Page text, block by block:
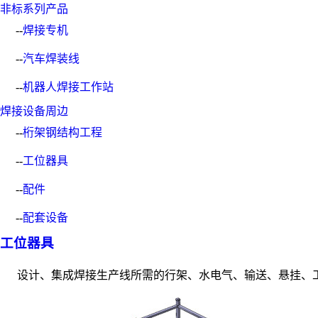
非标系列产品
--焊接专机
--汽车焊装线
--机器人焊接工作站
焊接设备周边
--桁架钢结构工程
--工位器具
--配件
--配套设备
工位器具
设计、集成焊接生产线所需的行架、水电气、输送、悬挂、